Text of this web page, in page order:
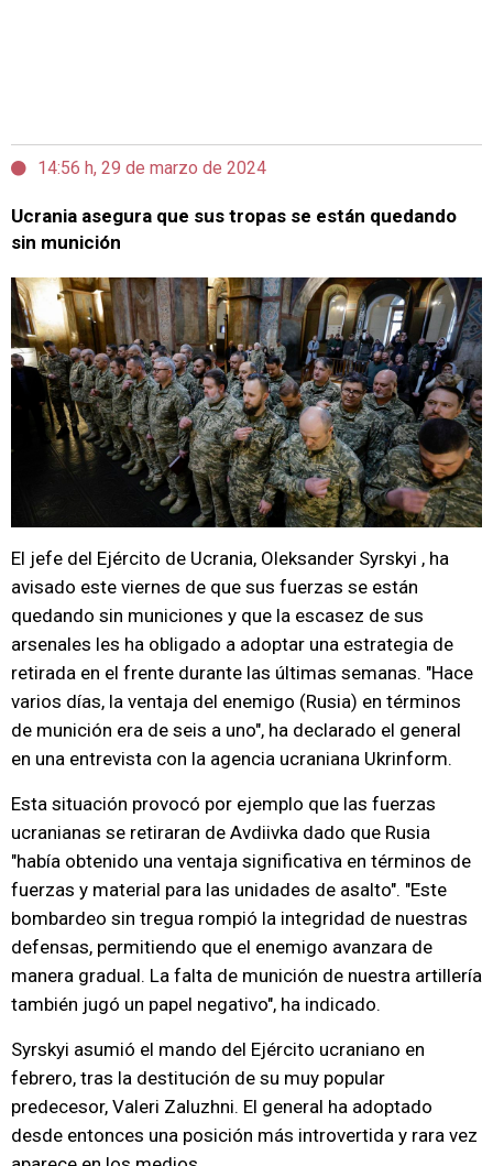
14:56 h, 29 de marzo de 2024
Ucrania asegura que sus tropas se están quedando
sin munición
El jefe del Ejército de Ucrania, Oleksander Syrskyi , ha
avisado este viernes de que sus fuerzas se están
quedando sin municiones y que la escasez de sus
arsenales les ha obligado a adoptar una estrategia de
retirada en el frente durante las últimas semanas. "Hace
varios días, la ventaja del enemigo (Rusia) en términos
de munición era de seis a uno", ha declarado el general
en una entrevista con la agencia ucraniana Ukrinform.
Esta situación provocó por ejemplo que las fuerzas
ucranianas se retiraran de Avdiivka dado que Rusia
"había obtenido una ventaja significativa en términos de
fuerzas y material para las unidades de asalto". "Este
bombardeo sin tregua rompió la integridad de nuestras
defensas, permitiendo que el enemigo avanzara de
manera gradual. La falta de munición de nuestra artillería
también jugó un papel negativo", ha indicado.
Syrskyi asumió el mando del Ejército ucraniano en
febrero, tras la destitución de su muy popular
predecesor, Valeri Zaluzhni. El general ha adoptado
desde entonces una posición más introvertida y rara vez